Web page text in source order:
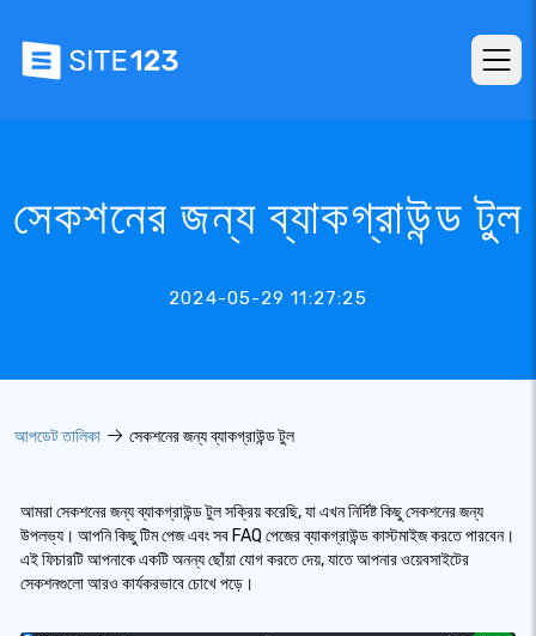
সেকশনের জন্য ব্যাকগ্রাউন্ড টুল
2024-05-29 11:27:25
আপডেট তালিকা সেকশনের জন্য ব্যাকগ্রাউন্ড টুল
আমরা সেকশনের জন্য ব্যাকগ্রাউন্ড টুল সক্রিয় করেছি, যা এখন নির্দিষ্ট কিছু সেকশনের জন্য
উপলভ্য। আপনি কিছু টিম পেজ এবং সব FAQ পেজের ব্যাকগ্রাউন্ড কাস্টমাইজ করতে পারবেন।
এই ফিচারটি আপনাকে একটি অনন্য ছোঁয়া যোগ করতে দেয়, যাতে আপনার ওয়েবসাইটের
সেকশনগুলো আরও কার্যকরভাবে চোখে পড়ে।